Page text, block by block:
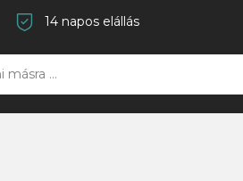
14 napos elállás